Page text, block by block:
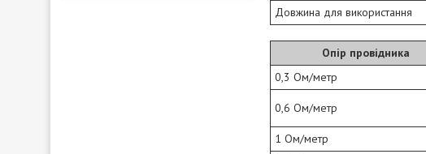
Довжина для використання
Опір провідника
0,3 Ом/метр
0,6 Ом/метр
1 Ом/метр